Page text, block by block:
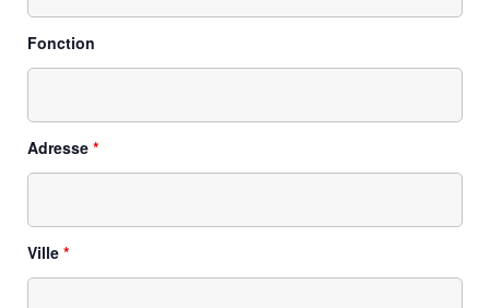
Fonction
Adresse *
Ville *